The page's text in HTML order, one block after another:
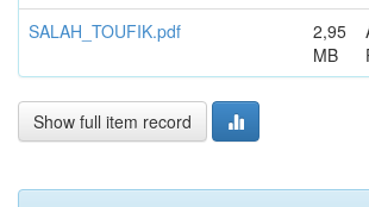
SALAH_TOUFIK.pdf
2,95
MB
Show full item record